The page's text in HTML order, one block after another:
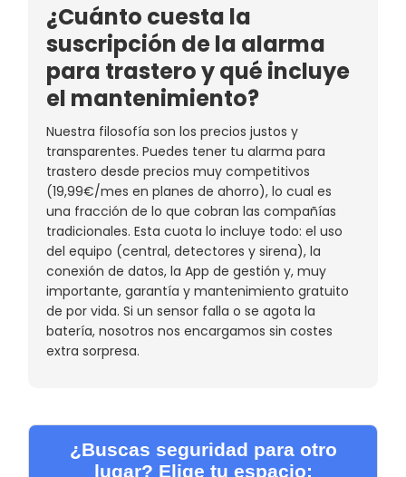
¿Cuánto cuesta la
suscripción de la alarma
para trastero y qué incluye
el mantenimiento?
Nuestra filosofía son los precios justos y
transparentes. Puedes tener tu alarma para
trastero desde precios muy competitivos
(19,99€/mes en planes de ahorro), lo cual es
una fracción de lo que cobran las compañías
tradicionales. Esta cuota lo incluye todo: el uso
del equipo (central, detectores y sirena), la
conexión de datos, la App de gestión y, muy
importante, garantía y mantenimiento gratuito
de por vida. Si un sensor falla o se agota la
batería, nosotros nos encargamos sin costes
extra sorpresa.
¿Buscas seguridad para otro
lugar? Elige tu espacio: